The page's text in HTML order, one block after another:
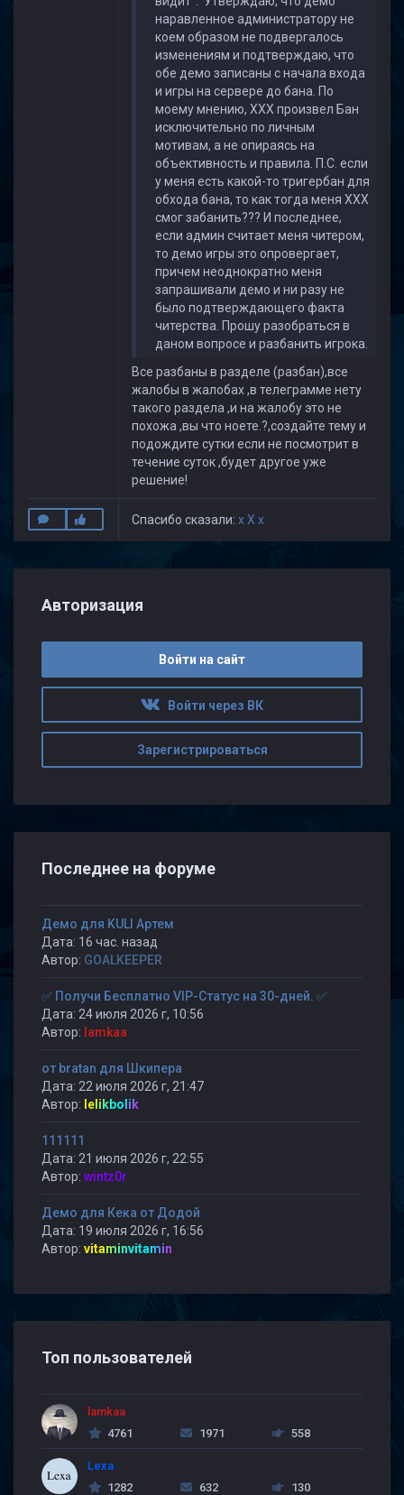
наравленное администратору не
коем образом не подвергалось
изменениям и подтверждаю, что
обе демо записаны с начала входа
и игры на сервере до бана. По
моему мнению, ХХХ произвел Бан
исключительно по личным
мотивам, а не опираясь на
объективность и правила. П.С. если
у меня есть какой-то тригербан для
обхода бана, то как тогда меня ХХХ
смог забанить??? И последнее,
если админ считает меня читером,
то демо игры это опровергает,
причем неоднократно меня
запрашивали демо и ни разу не
было подтверждающего факта
читерства. Прошу разобраться в
даном вопросе и разбанить игрока.
Все разбаны в разделе (разбан),все
жалобы в жалобах ,в телеграмме нету
такого раздела ,и на жалобу это не
похожа ,вы что ноете.?,создайте тему и
подождите сутки если не посмотрит в
течение суток ,будет другое уже
решение!
Спасибо сказали: x X x
Авторизация
Войти на сайт
Войти через ВК
Зарегистрироваться
Последнее на форуме
Демо для KULI Артем
Дата: 16 час. назад
Автор: GOALKEEPER
✅ Получи Бесплатно VIP-Статус на 30-дней. ✅
Дата: 24 июля 2026 г, 10:56
Автор: lamkaa
от bratan для Шкипера
Дата: 22 июля 2026 г, 21:47
Автор: lelikbolik
111111
Дата: 21 июля 2026 г, 22:55
Автор: wintz0r
Демо для Кека от Додой
Дата: 19 июля 2026 г, 16:56
Автор: vitaminvitamin
Топ пользователей
lamkaa
4761
1971 558
Lexa
1282
632 130